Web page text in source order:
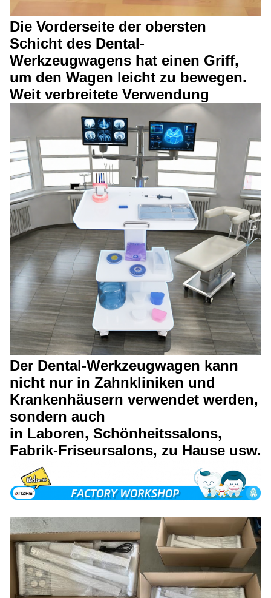
Die Vorderseite der obersten
Schicht des Dental-
Werkzeugwagens hat einen Griff,
um den Wagen leicht zu bewegen.
Weit verbreitete Verwendung
Der Dental-Werkzeugwagen kann
nicht nur in Zahnkliniken und
Krankenhäusern verwendet werden,
sondern auch
in Laboren, Schönheitssalons,
Fabrik-Friseursalons, zu Hause usw.